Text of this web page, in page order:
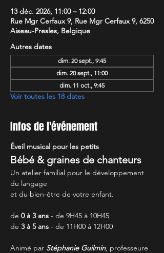
13 déc. 2026, 11:00 – 12:00
Rue Mgr Cerfaux 9, Rue Mgr Cerfaux 9, 6250
Aiseau-Presles, Belgique
Autres dates
dim. 20 sept., 9:45
dim. 20 sept., 11:00
dim. 11 oct., 9:45
Voir toutes les 18 dates
Infos de l'événement
Éveil musical pour les petits
Bébé & graines de chanteurs
Un atelier familial pour le développement
du langage
et du bien-être de votre enfant.
de 0 à 3 ans - de 9H45 à 10H45
de 3 à 5 ans - de 11H00 à 12H00
Animé par Stéphanie Guilmin, professeure